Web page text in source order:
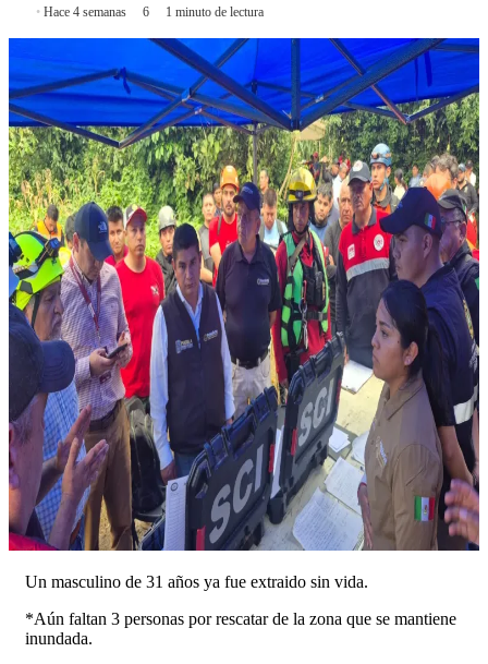
Hace 4 semanas 6 1 minuto de lectura
Un masculino de 31 años ya fue extraido sin vida.
*Aún faltan 3 personas por rescatar de la zona que se mantiene
inundada.